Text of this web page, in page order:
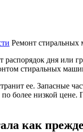
Ремонт
дня или
стиральных
ее. Запасные
более низкой
как прежде